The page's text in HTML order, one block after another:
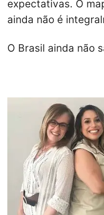
expectativas. O
ainda não é
O Brasil ainda não